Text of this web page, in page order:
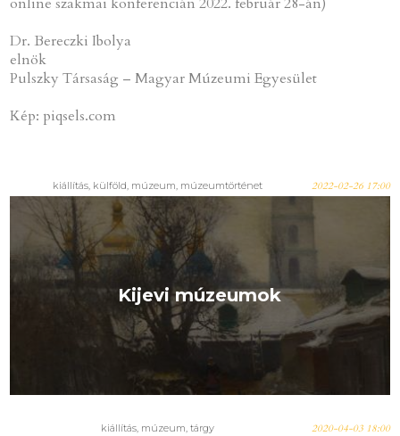
Dr. Bereczki Ibolya
elnök
Pulszky Társaság – Magyar Múzeumi Egyesület
Kép: piqsels.com
kiállítás, külföld, múzeum, múzeumtörténet 2022-02-26 17:00
Kijevi múzeumok
kiállítás, múzeum, tárgy 2020-04-03 18:00